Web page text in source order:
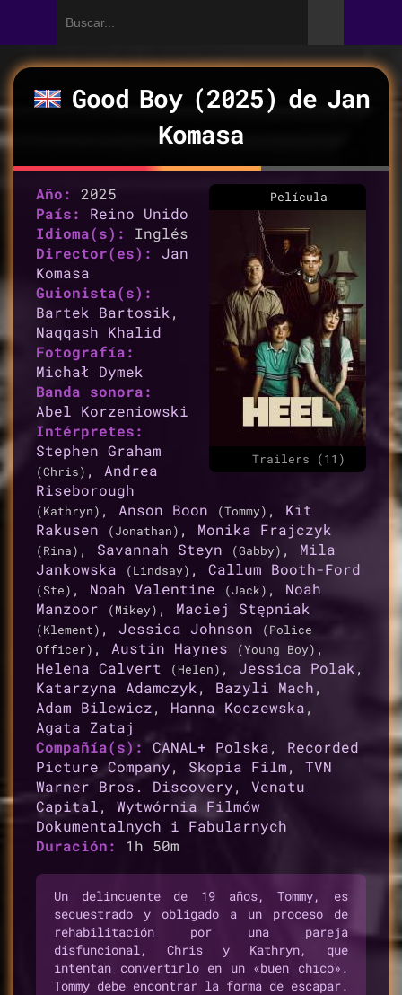
Good Boy (2025) de Jan
Komasa
Película
Trailers (11)
Año:
2025
País:
Reino Unido
Idioma(s):
Inglés
Director(es):
Jan
Komasa
Guionista(s):
Bartek Bartosik ,
Naqqash Khalid
Fotografía:
Michał Dymek
Banda sonora:
Abel Korzeniowski
Intérpretes:
Stephen Graham
(Chris) , Andrea
Riseborough
(Kathryn) , Anson Boon (Tommy) , Kit
Rakusen
(Jonathan) , Monika Frajczyk
(Rina) , Savannah Steyn (Gabby) , Mila
Jankowska
(Lindsay) , Callum Booth-Ford
(Ste) , Noah Valentine (Jack) , Noah
Manzoor
(Mikey) , Maciej Stępniak
(Klement) , Jessica Johnson
(Police
Officer) , Austin Haynes (Young Boy) ,
Helena Calvert
(Helen) , Jessica Polak ,
Katarzyna Adamczyk , Bazyli Mach,
Adam Bilewicz, Hanna Koczewska,
Agata Zataj
Compañía(s):
CANAL+ Polska, Recorded
Picture Company, Skopia Film, TVN
Warner Bros. Discovery, Venatu
Capital, Wytwórnia Filmów
Dokumentalnych i Fabularnych
Duración:
1h 50m
Un delincuente de 19 años, Tommy, es
secuestrado y obligado a un proceso de
rehabilitación por una pareja
disfuncional, Chris y Kathryn, que
intentan convertirlo en un «buen chico».
Tommy debe encontrar la forma de escapar.